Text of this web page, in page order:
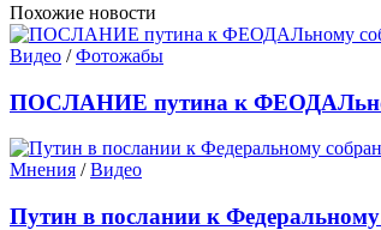
Похожие новости
Видео /Фотожабы
ПОСЛАНИЕ путина к
Мнения /Видео
Путин в послании к